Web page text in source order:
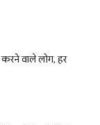
वाले लोग, हर